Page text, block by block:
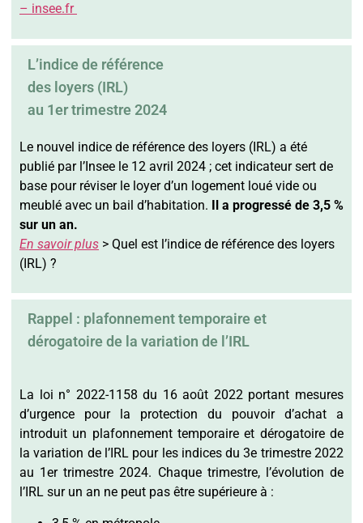
– insee.fr
L’indice de référence
des loyers (IRL)
au 1er trimestre 2024
Le nouvel indice de référence des loyers (IRL) a été
publié par l’Insee le 12 avril 2024 ; cet indicateur sert de
base pour réviser le loyer d’un logement loué vide ou
meublé avec un bail d’habitation. Il a progressé de 3,5 %
sur un an.
En savoir plus > Quel est l’indice de référence des loyers
(IRL) ?
Rappel : plafonnement temporaire et
dérogatoire de la variation de l’IRL
La loi n° 2022-1158 du 16 août 2022 portant mesures
d’urgence pour la protection du pouvoir d’achat a
introduit un plafonnement temporaire et dérogatoire de
la variation de l’IRL pour les indices du 3e trimestre 2022
au 1er trimestre 2024. Chaque trimestre, l’évolution de
l’IRL sur un an ne peut pas être supérieure à :